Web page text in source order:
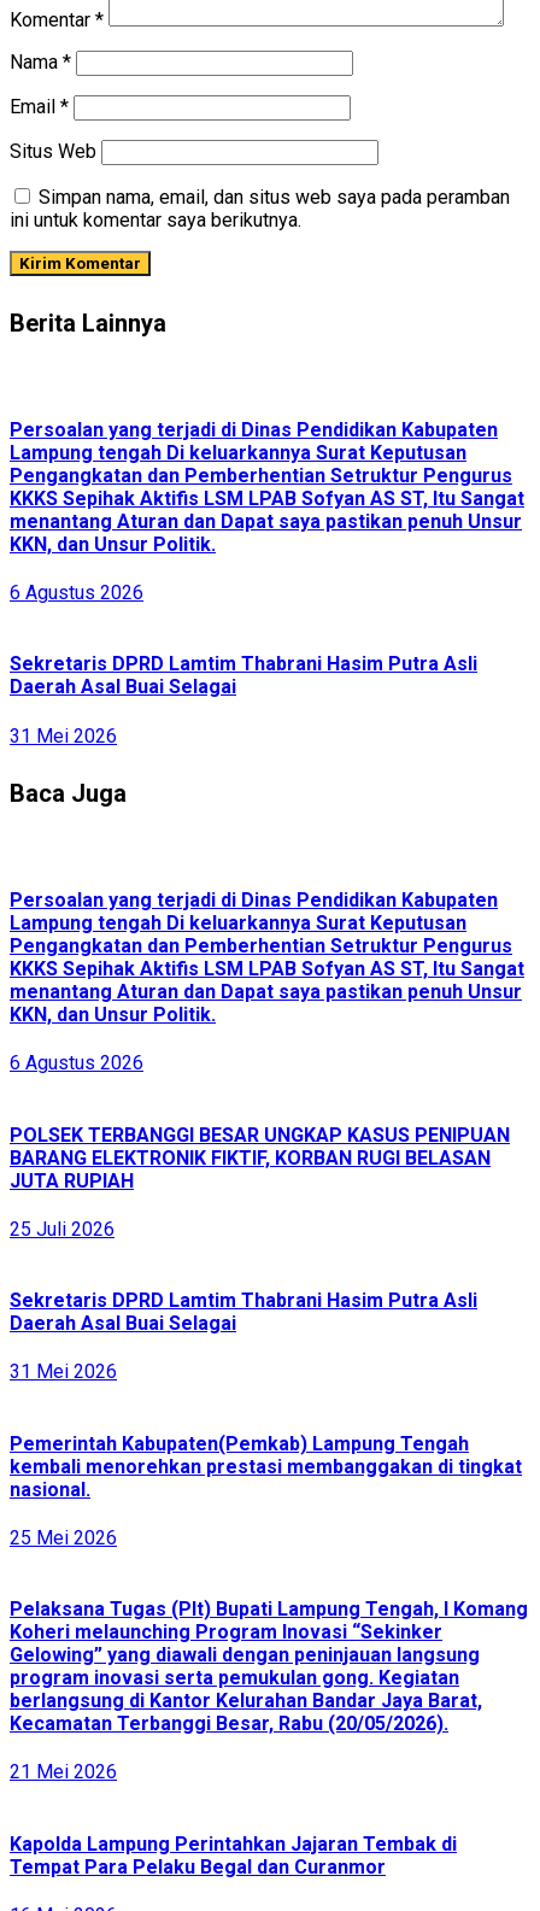
Komentar *
Nama *
Email *
Situs Web
Simpan nama, email, dan situs web saya pada peramban
ini untuk komentar saya berikutnya.
Berita Lainnya
Persoalan yang terjadi di Dinas Pendidikan Kabupaten
Lampung tengah Di keluarkannya Surat Keputusan
Pengangkatan dan Pemberhentian Setruktur Pengurus
KKKS Sepihak Aktifis LSM LPAB Sofyan AS ST, Itu Sangat
menantang Aturan dan Dapat saya pastikan penuh Unsur
KKN, dan Unsur Politik.
6 Agustus 2026
Sekretaris DPRD Lamtim Thabrani Hasim Putra Asli
Daerah Asal Buai Selagai
31 Mei 2026
Baca Juga
Persoalan yang terjadi di Dinas Pendidikan Kabupaten
Lampung tengah Di keluarkannya Surat Keputusan
Pengangkatan dan Pemberhentian Setruktur Pengurus
KKKS Sepihak Aktifis LSM LPAB Sofyan AS ST, Itu Sangat
menantang Aturan dan Dapat saya pastikan penuh Unsur
KKN, dan Unsur Politik.
6 Agustus 2026
POLSEK TERBANGGI BESAR UNGKAP KASUS PENIPUAN
BARANG ELEKTRONIK FIKTIF, KORBAN RUGI BELASAN
JUTA RUPIAH
25 Juli 2026
Sekretaris DPRD Lamtim Thabrani Hasim Putra Asli
Daerah Asal Buai Selagai
31 Mei 2026
Pemerintah Kabupaten(Pemkab) Lampung Tengah
kembali menorehkan prestasi membanggakan di tingkat
nasional.
25 Mei 2026
Pelaksana Tugas (Plt) Bupati Lampung Tengah, I Komang
Koheri melaunching Program Inovasi “Sekinker
Gelowing” yang diawali dengan peninjauan langsung
program inovasi serta pemukulan gong. Kegiatan
berlangsung di Kantor Kelurahan Bandar Jaya Barat,
Kecamatan Terbanggi Besar, Rabu (20/05/2026).
21 Mei 2026
Kapolda Lampung Perintahkan Jajaran Tembak di
Tempat Para Pelaku Begal dan Curanmor